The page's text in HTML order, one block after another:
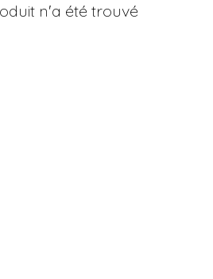
n'a été trouvé